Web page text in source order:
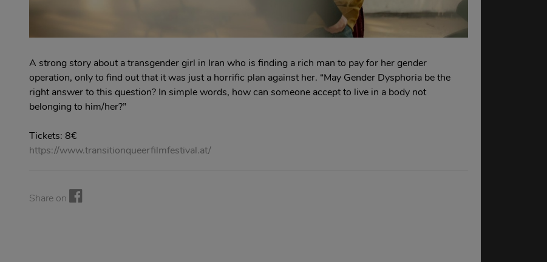
A strong story about a transgender girl in Iran who is finding a rich man to pay for her gender
operation, only to find out that it was just a horrific plan against her. “May Gender Dysphoria be the
right answer to this question? In simple words, how can someone accept to live in a body not
belonging to him/her?”
Tickets: 8€
https://www.transitionqueerfilmfestival.at/
Share on